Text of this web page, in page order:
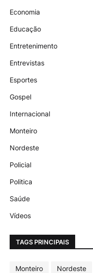
Economia
Educação
Entretenimento
Entrevistas
Esportes
Gospel
Internacional
Monteiro
Nordeste
Policial
Politica
Saúde
Vídeos
TAGS PRINCIPAIS
Monteiro Nordeste